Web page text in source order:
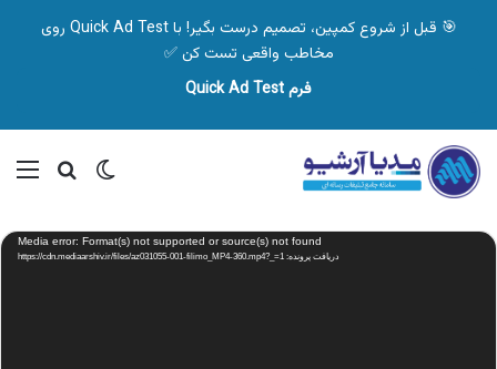
🎯 قبل از شروع کمپین، تصمیم درست بگیر! با Quick Ad Test روی
مخاطب واقعی تست کن ✅
فرم Quick Ad Test
تغییر پوسته
نمایشگر
ویدیو Media error: Format(s) not supported or source(s) not found
دریافت پرونده: https://cdn.mediaarshiv.ir/files/az031055-001-filimo_MP4-360.mp4?_=1